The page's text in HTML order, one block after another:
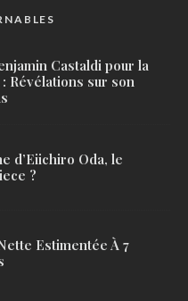
Castaldi pour la
: Révélations sur son
d’Eiichiro Oda, le
?
Estimentée À 7